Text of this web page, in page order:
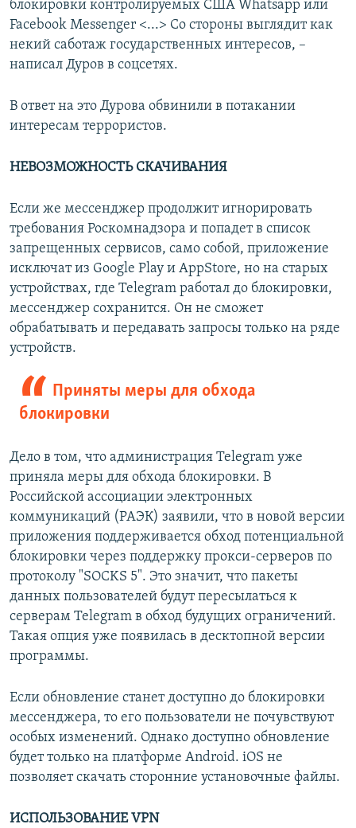
блокировки контролируемых США Whatsapp или
Facebook Messenger <...> Со стороны выглядит как
некий саботаж государственных интересов, –
написал Дуров в соцсетях.
В ответ на это Дурова обвинили в потакании
интересам террористов.
НЕВОЗМОЖНОСТЬ СКАЧИВАНИЯ
Если же мессенджер продолжит игнорировать
требования Роскомнадзора и попадет в список
запрещенных сервисов, само собой, приложение
исключат из Google Play и AppStore, но на старых
устройствах, где Telegram работал до блокировки,
мессенджер сохранится. Он не сможет
обрабатывать и передавать запросы только на ряде
устройств.
Приняты меры для обхода
блокировки
Дело в том, что администрация Telegram уже
приняла меры для обхода блокировки. В
Российской ассоциации электронных
коммуникаций (РАЭК) заявили, что в новой версии
приложения поддерживается обход потенциальной
блокировки через поддержку прокси-серверов по
протоколу "SOCKS 5". Это значит, что пакеты
данных пользователей будут пересылаться к
серверам Telegram в обход будущих ограничений.
Такая опция уже появилась в десктопной версии
программы.
Если обновление станет доступно до блокировки
мессенджера, то его пользователи не почувствуют
особых изменений. Однако доступно обновление
будет только на платформе Android. iOS не
позволяет скачать сторонние установочные файлы.
ИСПОЛЬЗОВАНИЕ VPN